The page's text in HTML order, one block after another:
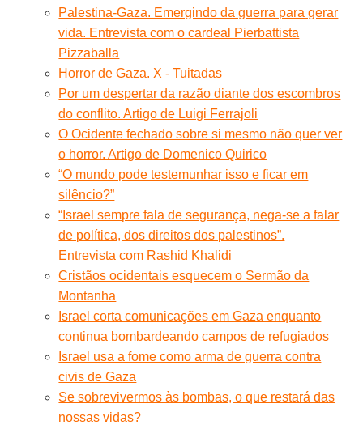
Palestina-Gaza. Emergindo da guerra para gerar
vida. Entrevista com o cardeal Pierbattista
Pizzaballa
Horror de Gaza. X - Tuitadas
Por um despertar da razão diante dos escombros
do conflito. Artigo de Luigi Ferrajoli
O Ocidente fechado sobre si mesmo não quer ver
o horror. Artigo de Domenico Quirico
“O mundo pode testemunhar isso e ficar em
silêncio?”
“Israel sempre fala de segurança, nega-se a falar
de política, dos direitos dos palestinos”.
Entrevista com Rashid Khalidi
Cristãos ocidentais esquecem o Sermão da
Montanha
Israel corta comunicações em Gaza enquanto
continua bombardeando campos de refugiados
Israel usa a fome como arma de guerra contra
civis de Gaza
Se sobrevivermos às bombas, o que restará das
nossas vidas?